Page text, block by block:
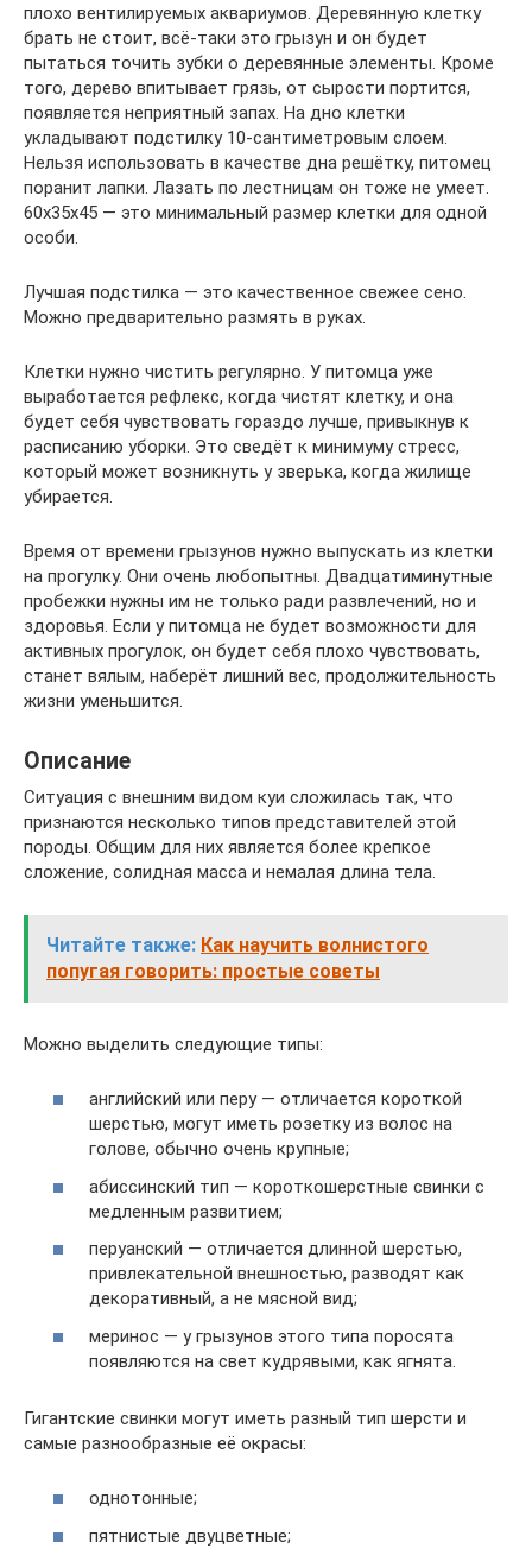
плохо вентилируемых аквариумов. Деревянную клетку
брать не стоит, всё-таки это грызун и он будет
пытаться точить зубки о деревянные элементы. Кроме
того, дерево впитывает грязь, от сырости портится,
появляется неприятный запах. На дно клетки
укладывают подстилку 10-сантиметровым слоем.
Нельзя использовать в качестве дна решётку, питомец
поранит лапки. Лазать по лестницам он тоже не умеет.
60x35x45 — это минимальный размер клетки для одной
особи.
Лучшая подстилка — это качественное свежее сено.
Можно предварительно размять в руках.
Клетки нужно чистить регулярно. У питомца уже
выработается рефлекс, когда чистят клетку, и она
будет себя чувствовать гораздо лучше, привыкнув к
расписанию уборки. Это сведёт к минимуму стресс,
который может возникнуть у зверька, когда жилище
убирается.
Время от времени грызунов нужно выпускать из клетки
на прогулку. Они очень любопытны. Двадцатиминутные
пробежки нужны им не только ради развлечений, но и
здоровья. Если у питомца не будет возможности для
активных прогулок, он будет себя плохо чувствовать,
станет вялым, наберёт лишний вес, продолжительность
жизни уменьшится.
Описание
Ситуация с внешним видом куи сложилась так, что
признаются несколько типов представителей этой
породы. Общим для них является более крепкое
сложение, солидная масса и немалая длина тела.
Читайте также: Как научить волнистого
попугая говорить: простые советы
Можно выделить следующие типы:
английский или перу — отличается короткой
шерстью, могут иметь розетку из волос на
голове, обычно очень крупные;
абиссинский тип — короткошерстные свинки с
медленным развитием;
перуанский — отличается длинной шерстью,
привлекательной внешностью, разводят как
декоративный, а не мясной вид;
меринос — у грызунов этого типа поросята
появляются на свет кудрявыми, как ягнята.
Гигантские свинки могут иметь разный тип шерсти и
самые разнообразные её окрасы:
однотонные;
пятнистые двуцветные;